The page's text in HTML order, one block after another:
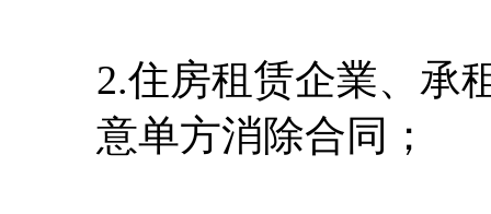
2.住房租赁企業、承
意单方消除合同；